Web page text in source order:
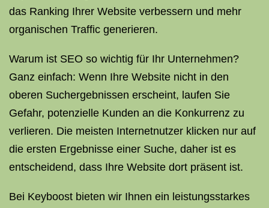
das Ranking Ihrer Website verbessern und mehr
organischen Traffic generieren.
Warum ist SEO so wichtig für Ihr Unternehmen?
Ganz einfach: Wenn Ihre Website nicht in den
oberen Suchergebnissen erscheint, laufen Sie
Gefahr, potenzielle Kunden an die Konkurrenz zu
verlieren. Die meisten Internetnutzer klicken nur auf
die ersten Ergebnisse einer Suche, daher ist es
entscheidend, dass Ihre Website dort präsent ist.
Bei Keyboost bieten wir Ihnen ein leistungsstarkes